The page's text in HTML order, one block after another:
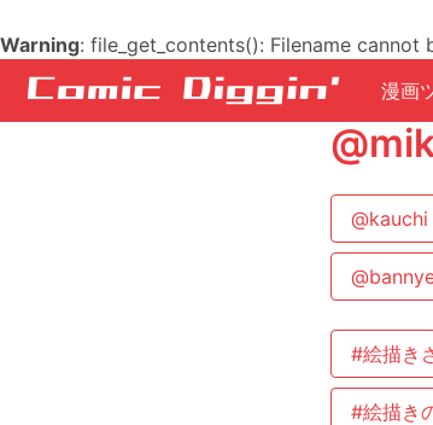
Warning: file_get_contents(): Filename cannot
漫画
@kauchi
#絵描き
#絵描き